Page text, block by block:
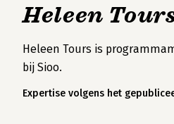
Heleen
Heleen Tours is
bij Sioo.
Expertise volgens het